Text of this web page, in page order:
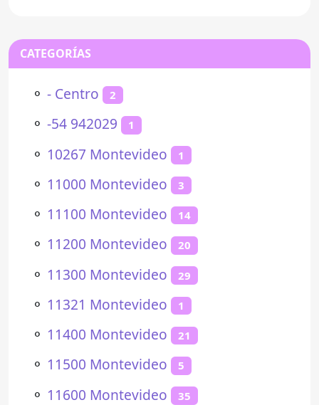
CATEGORÍAS
⚬ - Centro 2
⚬ -54 942029 1
⚬ 10267 Montevideo 1
⚬ 11000 Montevideo 3
⚬ 11100 Montevideo 14
⚬ 11200 Montevideo 20
⚬ 11300 Montevideo 29
⚬ 11321 Montevideo 1
⚬ 11400 Montevideo 21
⚬ 11500 Montevideo 5
⚬ 11600 Montevideo 35